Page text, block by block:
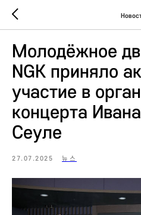
Молодёжное
NGK приняло
участие в
концерта
Сеуле
27.07.2025 뉴스